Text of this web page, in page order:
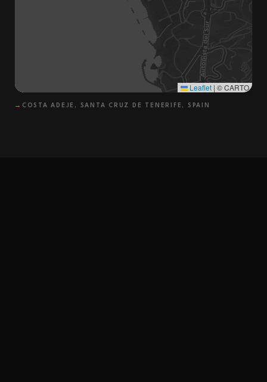
Leaflet | © CARTO
→ COSTA ADEJE, SANTA CRUZ DE TENERIFE, SPAIN